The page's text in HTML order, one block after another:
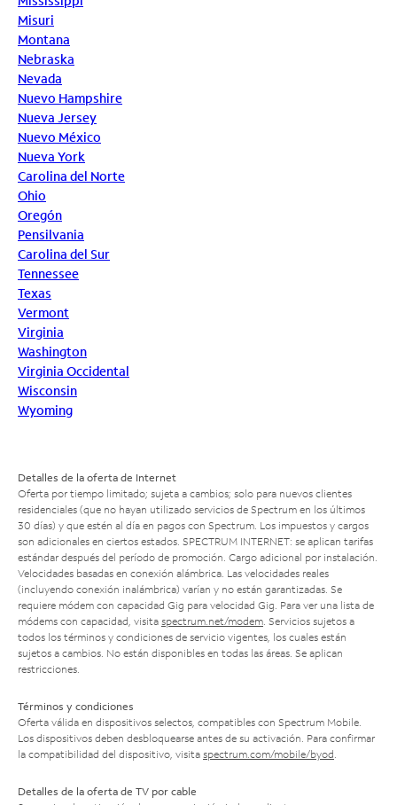
Misuri
Montana
Nebraska
Nevada
Nuevo Hampshire
Nueva Jersey
Nuevo México
Nueva York
Carolina del Norte
Ohio
Oregón
Pensilvania
Carolina del Sur
Tennessee
Texas
Vermont
Virginia
Washington
Virginia Occidental
Wisconsin
Wyoming
Detalles de la oferta de Internet
Oferta por tiempo limitado; sujeta a cambios; solo para nuevos clientes
residenciales (que no hayan utilizado servicios de Spectrum en los últimos
30 días) y que estén al día en pagos con Spectrum. Los impuestos y cargos
son adicionales en ciertos estados. SPECTRUM INTERNET: se aplican tarifas
estándar después del período de promoción. Cargo adicional por instalación.
Velocidades basadas en conexión alámbrica. Las velocidades reales
(incluyendo conexión inalámbrica) varían y no están garantizadas. Se
requiere módem con capacidad Gig para velocidad Gig. Para ver una lista de
módems con capacidad, visita spectrum.net/modem . Servicios sujetos a
todos los términos y condiciones de servicio vigentes, los cuales están
sujetos a cambios. No están disponibles en todas las áreas. Se aplican
restricciones.
Términos y condiciones
Oferta válida en dispositivos selectos, compatibles con Spectrum Mobile.
Los dispositivos deben desbloquearse antes de su activación. Para confirmar
la compatibilidad del dispositivo, visita spectrum.com/mobile/byod
Detalles de la oferta de TV por cable